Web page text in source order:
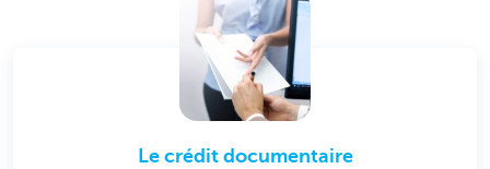
Le crédit documentaire